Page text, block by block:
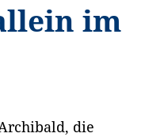
im
die